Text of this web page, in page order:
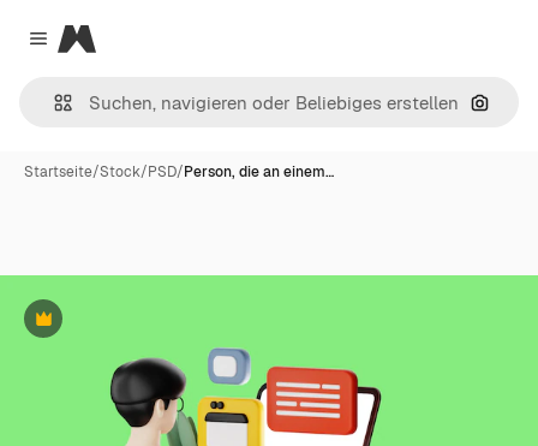
Close menu
Magnific
Nach
Startseite/Stock/PSD/Person, die an einem…
Premium